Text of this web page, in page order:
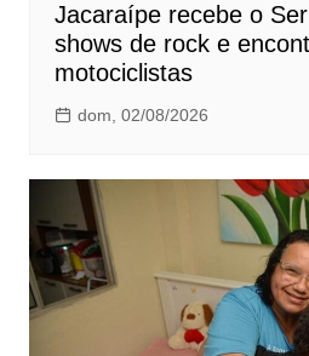
Jacaraípe recebe o
shows de rock e
motociclistas
dom, 02/08/2026